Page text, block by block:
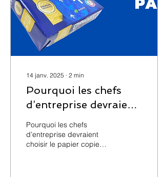
14 janv. 2025 ∙ 2 min
Pourquoi les chefs
d’entreprise devraient
choisir le papier copie
Report Suzano
Pourquoi les chefs
d’entreprise devraient
choisir le papier copie